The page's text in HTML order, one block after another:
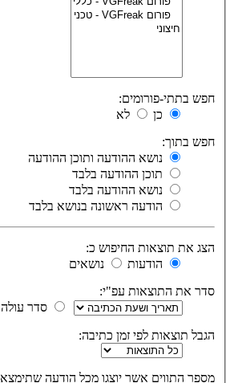
חפש בתתי-פורומים:
כן
לא
חפש בתוך:
נושא ההודעה ותוכן ההודעה
תוכן ההודעה בלבד
נושא ההודעה בלבד
הודעה ראשונה בנושא בלבד
הצג את תוצאות החיפוש כ:
הודעות
נושאים
סדר את התוצאות עפ"י:
סדר עולה
הגבל תוצאות לפי זמן כתיבה:
מספר התווים אשר יוצגו מכל הודעה